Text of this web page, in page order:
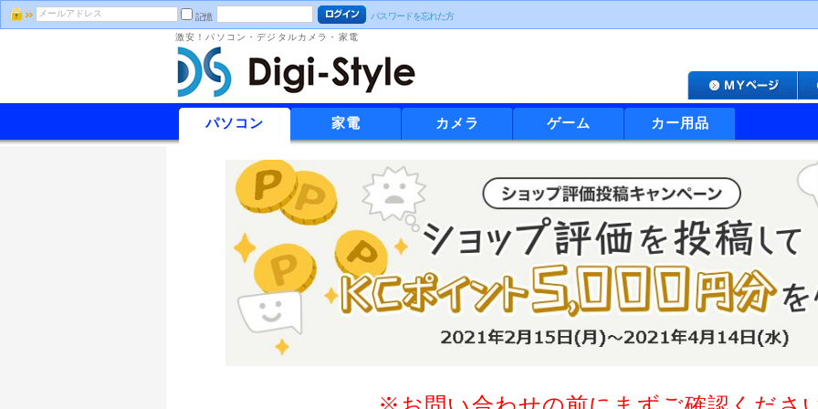
記憶 パスワードを忘れた方
激安！パソコン・デジタルカメラ・家電
パソコン 家電 カメラ ゲーム カー用品